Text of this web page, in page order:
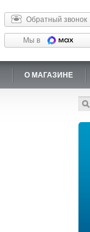
Обратный звонок
Мы в
О МАГАЗИНЕ